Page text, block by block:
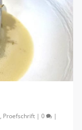
, Proefschrift |0 |